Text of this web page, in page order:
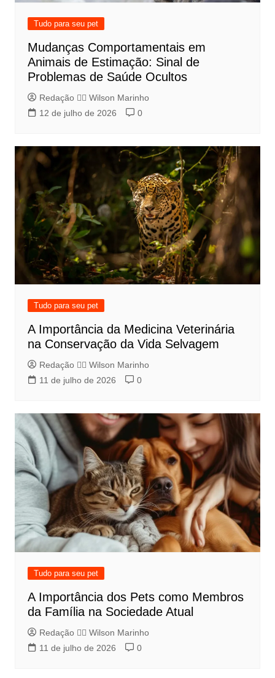
Tudo para seu pet
Mudanças Comportamentais em
Animais de Estimação: Sinal de
Problemas de Saúde Ocultos
Redação 👨‍⚖️​ Wilson Marinho
12 de julho de 2026
0
Tudo para seu pet
A Importância da Medicina Veterinária
na Conservação da Vida Selvagem
Redação 👨‍⚖️​ Wilson Marinho
11 de julho de 2026
0
Tudo para seu pet
A Importância dos Pets como Membros
da Família na Sociedade Atual
Redação 👨‍⚖️​ Wilson Marinho
11 de julho de 2026
0